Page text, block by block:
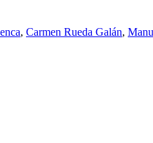
, Carmen Rueda Galán,